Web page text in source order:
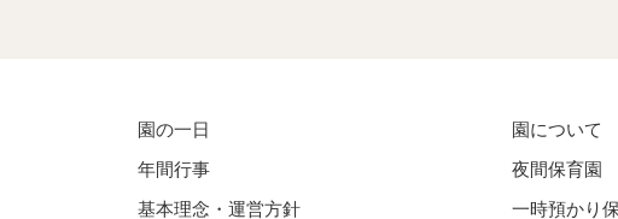
園の一日
年間行事
基本理念・運営方針
園について
夜間保育園
一時預かり